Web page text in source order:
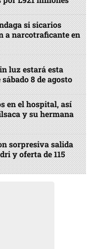
si sicarios
a narcotraficante en
luz estará esta
8 de agosto
en el hospital, así
y su hermana
sorpresiva salida
y oferta de 115